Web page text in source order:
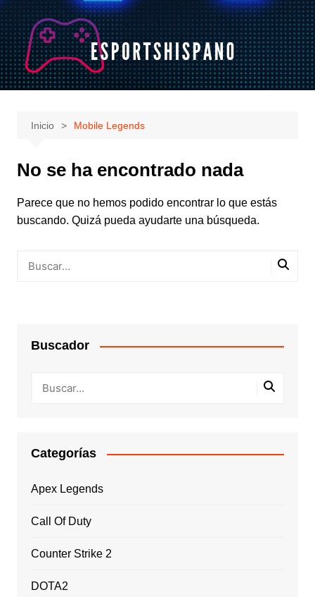
Saltar
al
contenido
Inicio Mobile Legends
No se ha encontrado nada
Parece que no hemos podido encontrar lo que estás
buscando. Quizá pueda ayudarte una búsqueda.
Buscador
Categorías
Apex Legends
Call Of Duty
Counter Strike 2
DOTA2